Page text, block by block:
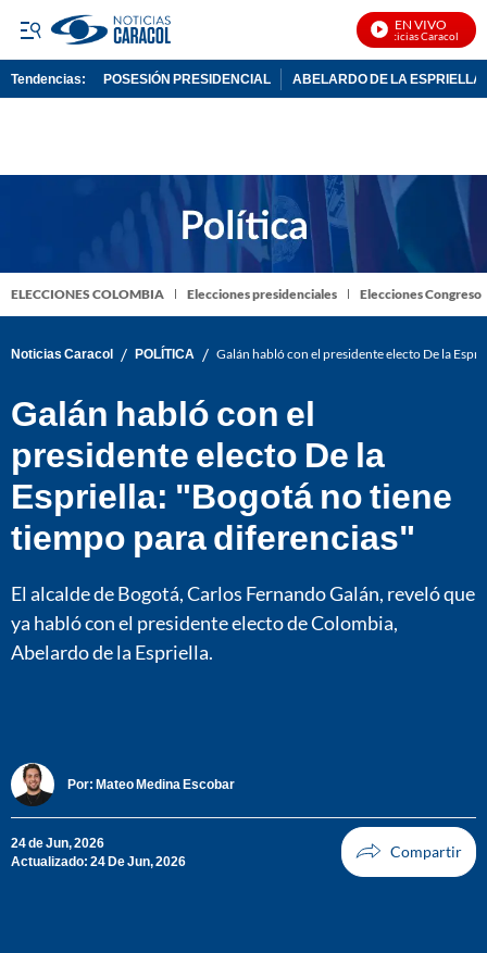
EN VIVO
Noticias Caracol En
Tendencias: POSESIÓN PRESIDENCIAL ABELARDO DE LA ESPRIELLA
ELECCIONES COLOMBIA Elecciones presidenciales Elecciones Congreso
Noticias Caracol / POLÍTICA / Galán habló con el presidente electo De la
Galán habló con el
presidente electo De la
Espriella: "Bogotá no tiene
tiempo para diferencias"
El alcalde de Bogotá, Carlos Fernando Galán, reveló que
ya habló con el presidente electo de Colombia,
Abelardo de la Espriella.
Por: Mateo Medina Escobar
24 de Jun, 2026
Actualizado: 24 De Jun, 2026